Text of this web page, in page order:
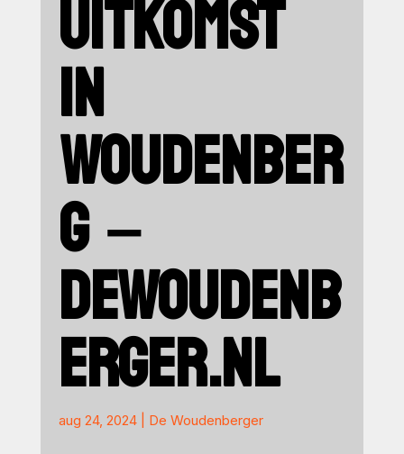
UITKOMST
IN
WOUDENBER
G –
DEWOUDENB
ERGER.NL
aug 24, 2024| De Woudenberger